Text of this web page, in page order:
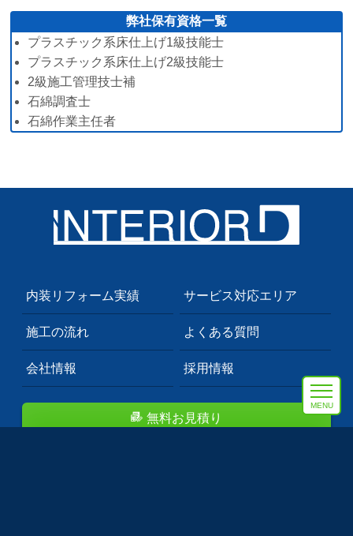
MENU
弊社保有資格一覧
プラスチック系床仕上げ1級技能士
プラスチック系床仕上げ2級技能士
2級施工管理技士補
石綿調査士
石綿作業主任者
内装リフォーム実績 サービス対応エリア
施工の流れ よくある質問
会社情報 採用情報
無料お見積り